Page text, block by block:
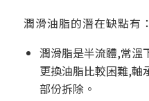
潤滑油脂的潛在缺點有：
潤滑脂是半流體,常溫
更換油脂比較困難,軸
部份拆除。